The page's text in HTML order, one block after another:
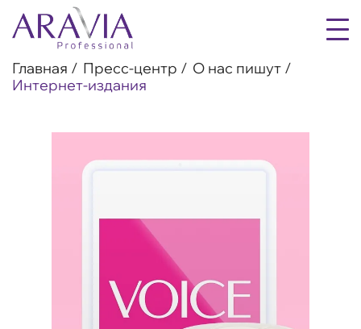
Главная Пресс-центр
О нас пишут
Интернет-издания